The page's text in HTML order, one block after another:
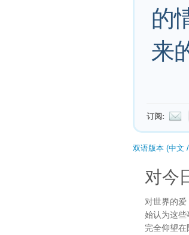
的
来
订阅:
双语版本 (中文
对今
对世界的
始认为这些
完全仰望